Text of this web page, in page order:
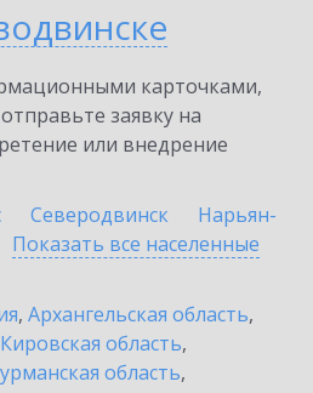
карточками,
заявку на
или внедрение
Северодвинск
Нарьян-
Показать все населенные
, Архангельская область,
Кировская область,
область,